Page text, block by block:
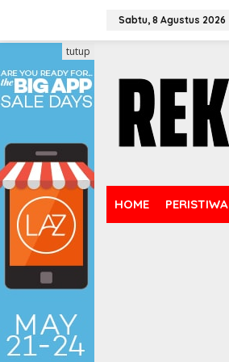
konten
Sabtu, 8 Agustus 2026
HOME PERISTIWA
tutup